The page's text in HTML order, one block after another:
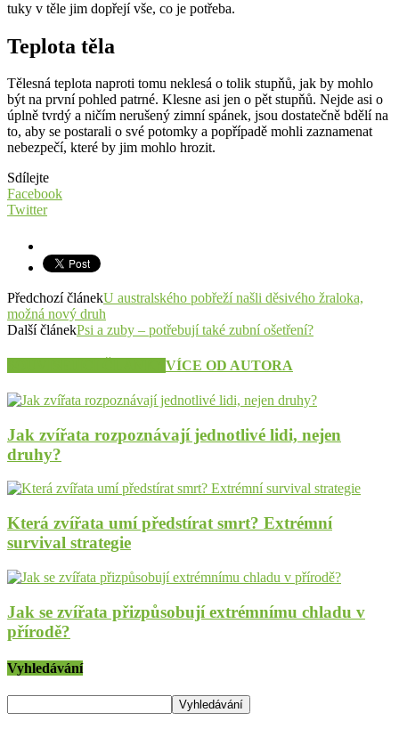
tuky v těle jim dopřejí vše, co je potřeba.
Teplota těla
Tělesná teplota naproti tomu neklesá o tolik stupňů, jak by mohlo
být na první pohled patrné. Klesne asi jen o pět stupňů. Nejde asi o
úplně tvrdý a ničím nerušený zimní spánek, jsou dostatečně bdělí na
to, aby se postarali o své potomky a popřípadě mohli zaznamenat
nebezpečí, které by jim mohlo hrozit.
Sdílejte
Facebook
Twitter
Předchozí článekU australského pobřeží našli děsivého žraloka,
možná nový druh
Další článekPsi a zuby – potřebují také zubní ošetření?
VÍCE OD AUTORA
Jak zvířata rozpoznávají jednotlivé lidi, nejen
druhy?
Která zvířata umí předstírat smrt? Extrémní
survival strategie
Jak se zvířata přizpůsobují extrémnímu chladu v
přírodě?
Vyhledávání